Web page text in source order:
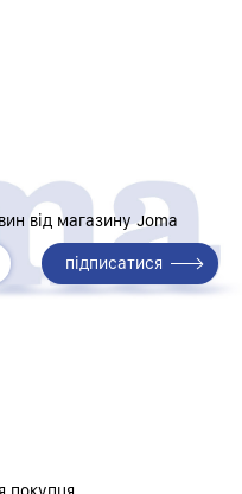
від магазину Joma